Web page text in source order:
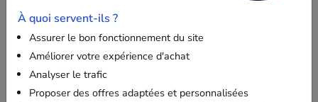
Carton simple cannelure 20 x 20 x
20 cm
4,9/5 14 avis
à partir de
0,38 €
l'unité
À quoi servent-ils ?
Assurer le bon fonctionnement du site
Améliorer votre expérience d'achat
Analyser le trafic
Proposer des offres adaptées et personnalisées